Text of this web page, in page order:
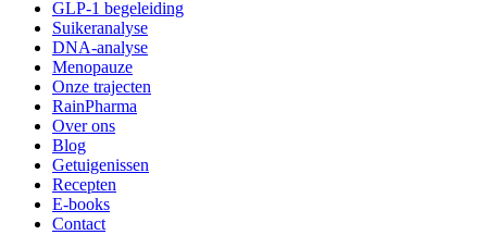
GLP-1 begeleiding
Suikeranalyse
DNA-analyse
Menopauze
Onze trajecten
RainPharma
Over ons
Blog
Getuigenissen
Recepten
E-books
Contact